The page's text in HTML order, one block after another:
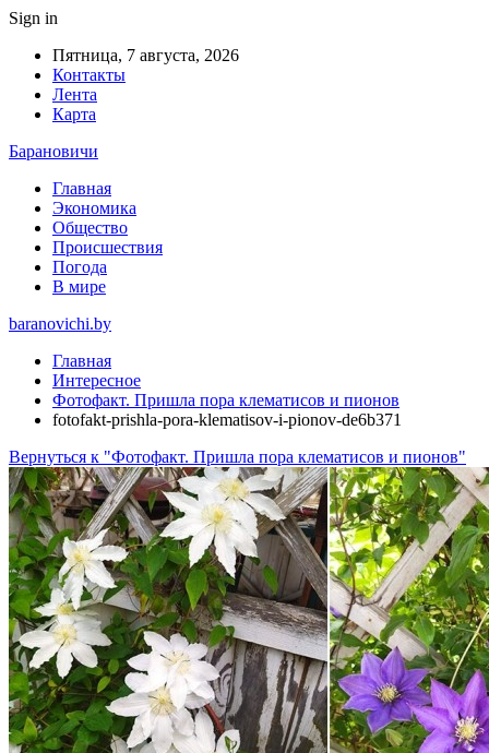
Sign in
Пятница, 7 августа, 2026
Контакты
Лента
Карта
Барановичи
Главная
Экономика
Общество
Происшествия
Погода
В мире
baranovichi.by
Главная
Интересное
Фотофакт. Пришла пора клематисов и пионов
fotofakt-prishla-pora-klematisov-i-pionov-de6b371
Вернуться к "Фотофакт. Пришла пора клематисов и пионов"